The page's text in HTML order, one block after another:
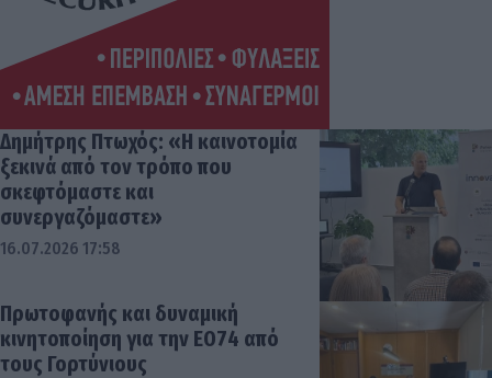
Δημήτρης Πτωχός: «Η καινοτομία
ξεκινά από τον τρόπο που
σκεφτόμαστε και
συνεργαζόμαστε»
16.07.2026 17:58
Πρωτοφανής και δυναμική
κινητοποίηση για την ΕΟ74 από
τους Γορτύνιους